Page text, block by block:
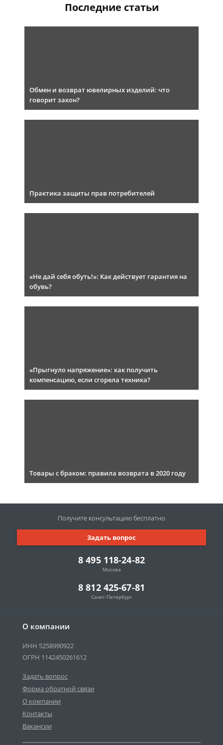
Последние статьи
Обмен и возврат ювелирных изделий: что
говорит закон?
Практика защиты прав потребителей
«Не дай себя обуть!»: Как действует гарантия на
обувь?
«Прыгнуло напряжение»: как получить
компенсацию, если сгорела техника?
Товары с браком: правила возврата в 2020 году
О компании
ИНН 5258990922
ОГРН 1142450261612
Задать вопрос
Форма обратной связи
О компании
Контакты
Вакансии
8 495 118-24-82
Москва
8 812 425-67-81
Санкт-Петербург
Задать вопрос
Получите консультациюбесплатно